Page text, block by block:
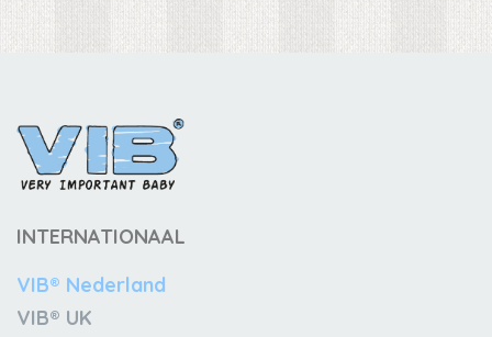
INTERNATIONAAL
VIB® Nederland
VIB® UK